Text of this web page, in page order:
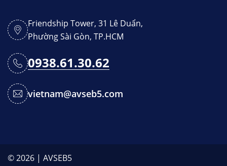
Friendship Tower, 31 Lê Duẩn,
Phường Sài Gòn, TP.HCM
0938.61.30.62
vietnam@avseb5.com
© 2026 | AVSEB5